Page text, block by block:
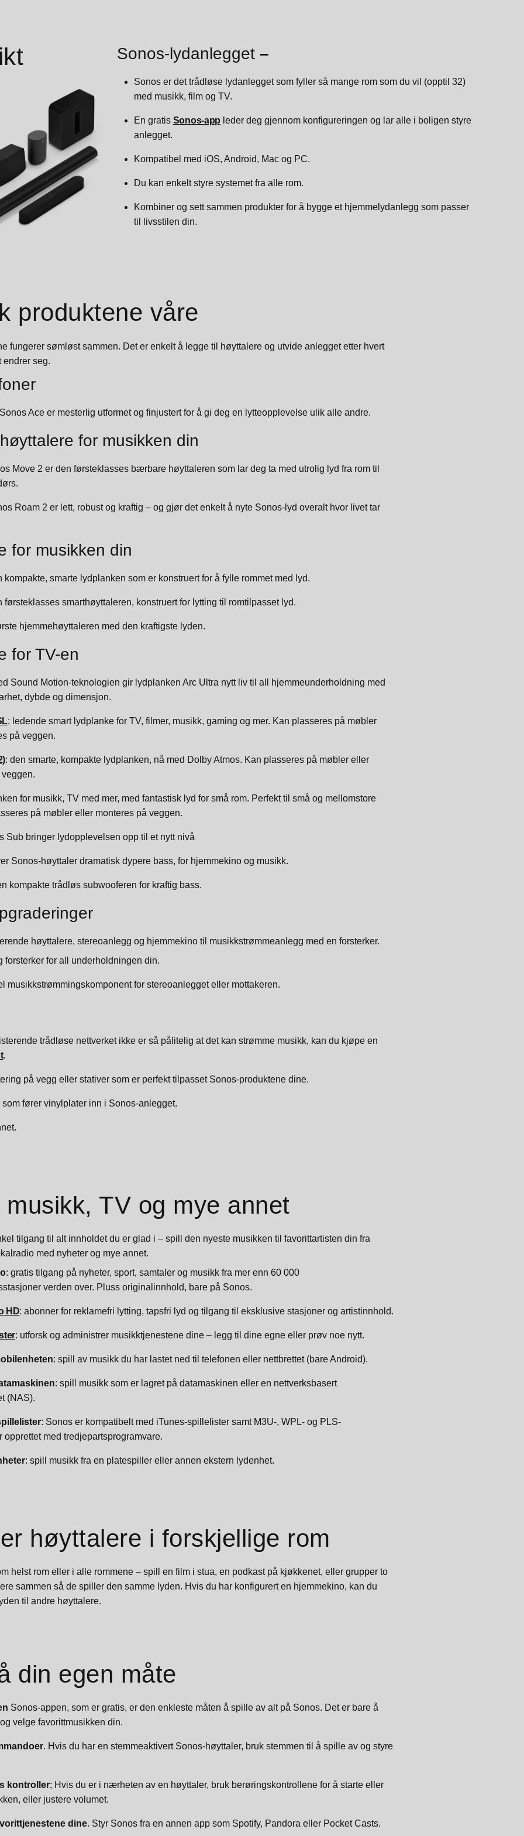
Sonos-lydanlegget –
Sonos er det trådløse lydanlegget som fyller så mange rom som du vil (opptil 32)
med musikk, film og TV.
En gratis Sonos-app leder deg gjennom konfigureringen og lar alle i boligen styre
anlegget.
Kompatibel med iOS, Android, Mac og PC.
Du kan enkelt styre systemet fra alle rom.
Kombiner og sett sammen produkter for å bygge et hjemmelydanlegg som passer
til livsstilen din.
produktene våre
fungerer sømløst sammen. Det er enkelt å legge til høyttalere og utvide anlegget etter hvert
endrer seg.
Ace er mesterlig utformet og finjustert for å gi deg en lytteopplevelse ulik alle andre.
for musikken din
Move 2 er den førsteklasses bærbare høyttaleren som lar deg ta med utrolig lyd fra rom til
Roam 2 er lett, robust og kraftig – og gjør det enkelt å nyte Sonos-lyd overalt hvor livet tar
for musikken din
kompakte, smarte lydplanken som er konstruert for å fylle rommet med lyd.
førsteklasses smarthøyttaleren, konstruert for lytting til romtilpasset lyd.
hjemmehøyttaleren med den kraftigste lyden.
for TV-en
Sound Motion-teknologien gir lydplanken Arc Ultra nytt liv til all hjemmeunderholdning med
dybde og dimensjon.
: ledende smart lydplanke for TV, filmer, musikk, gaming og mer. Kan plasseres på møbler
på veggen.
: den smarte, kompakte lydplanken, nå med Dolby Atmos. Kan plasseres på møbler eller
for musikk, TV med mer, med fantastisk lyd for små rom. Perfekt til små og mellomstore
på møbler eller monteres på veggen.
Sub bringer lydopplevelsen opp til et nytt nivå
Sonos-høyttaler dramatisk dypere bass, for hjemmekino og musikk.
kompakte trådløs subwooferen for kraftig bass.
høyttalere, stereoanlegg og hjemmekino til musikkstrømmeanlegg med en forsterker.
forsterker for all underholdningen din.
musikkstrømmingskomponent for stereoanlegget eller mottakeren.
trådløse nettverket ikke er så pålitelig at det kan strømme musikk, kan du kjøpe en
.
på vegg eller stativer som er perfekt tilpasset Sonos-produktene dine.
fører vinylplater inn i Sonos-anlegget.
TV og mye annet
tilgang til alt innholdet du er glad i – spill den nyeste musikken til favorittartisten din fra
med nyheter og mye annet.
: gratis tilgang på nyheter, sport, samtaler og musikk fra mer enn 60 000
verden over. Pluss originalinnhold, bare på Sonos.
HD: abonner for reklamefri lytting, tapsfri lyd og tilgang til eksklusive stasjoner og artistinnhold.
: utforsk og administrer musikktjenestene dine – legg til dine egne eller prøv noe nytt.
: spill av musikk du har lastet ned til telefonen eller nettbrettet (bare Android).
: spill musikk som er lagret på datamaskinen eller en nettverksbasert
(NAS).
: Sonos er kompatibelt med iTunes-spillelister samt M3U-, WPL- og PLS-
opprettet med tredjepartsprogramvare.
: spill musikk fra en platespiller eller annen ekstern lydenhet.
høyttalere i forskjellige rom
helst rom eller i alle rommene – spill en film i stua, en podkast på kjøkkenet, eller grupper to
sammen så de spiller den samme lyden. Hvis du har konfigurert en hjemmekino, kan du
til andre høyttalere.
din egen måte
Sonos-appen, som er gratis, er den enkleste måten å spille av alt på Sonos. Det er bare å
velge favorittmusikken din.
. Hvis du har en stemmeaktivert Sonos-høyttaler, bruk stemmen til å spille av og styre
kontroller; Hvis du er i nærheten av en høyttaler, bruk berøringskontrollene for å starte eller
eller justere volumet.
dine. Styr Sonos fra en annen app som Spotify, Pandora eller Pocket Casts.